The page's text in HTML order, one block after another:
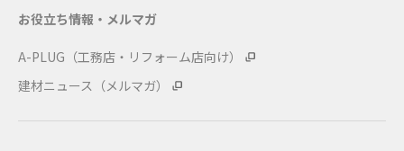
お役立ち情報・メルマガ
A-PLUG（工務店・リフォーム店向け）
建材ニュース（メルマガ）